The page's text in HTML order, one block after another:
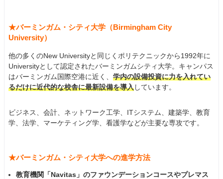
★バーミンガム・シティ大学（Birmingham City
University）
他の多くのNew Universityと同じくポリテクニックから1992年に
Universityとして認定されたバーミンガムシティ大学。キャンパス
はバーミンガム国際空港に近く、 学内の設備投資に力を入れてい
るだけに近代的な校舎に最新設備を導入 しています。
ビジネス、会計、ネットワーク工学、ITシステム、建築学、教育
学、法学、マーケティング学、看護学などが主要な専攻です。
★バーミンガム・シティ大学への進学方法
教育機関「Navitas」のファウンデーションコースやプレマス